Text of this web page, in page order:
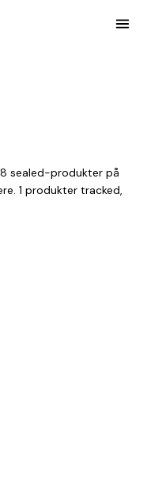
8 sealed-produkter på
1 produkter tracked,